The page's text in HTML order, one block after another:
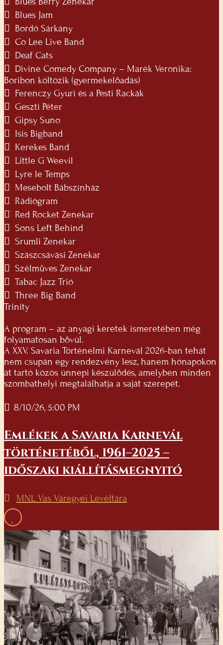
 Blues Jam
 Bordó Sárkány
 Co Lee Live Band
 Deaf Cats
 Divine Comedy Company – Marék Veronika:
Boribon költözik (gyermekelőadás)
 Ferenczy Gyuri és a Pesti Rackák
 Geszti Péter
 Gipsy Suno
 Isis Bigband
 Kerekes Band
 Little G Weevil
 Lyre le Temps
 Mesebolt Bábszínház
 Rádiógram
 Red Rocket Zenekar
 Sons Left Behind
 Srumli Zenekar
 Szászcsávási Zenekar
 Szélműves Zenekar
 Tabac Jazz Trió
 Three Big Band
Trinity
A program – az anyagi keretek ismeretében még
folyamatosan bővül.
A XXV. Savaria Történelmi Karnevál 2026-ban tehát
nem csupán egy rendezvény lesz, hanem hónapokon
át tartó közös ünnepi készülődés, amelyben minden
szombathelyi megtalálhatja a saját szerepét.
8/10/26, 5:00 PM
Emlékek a Savaria Karnevál
történetéből, 1961–2025 –
időszaki kiállításmegnyitó
MNL Vas Váregyei Levéltára